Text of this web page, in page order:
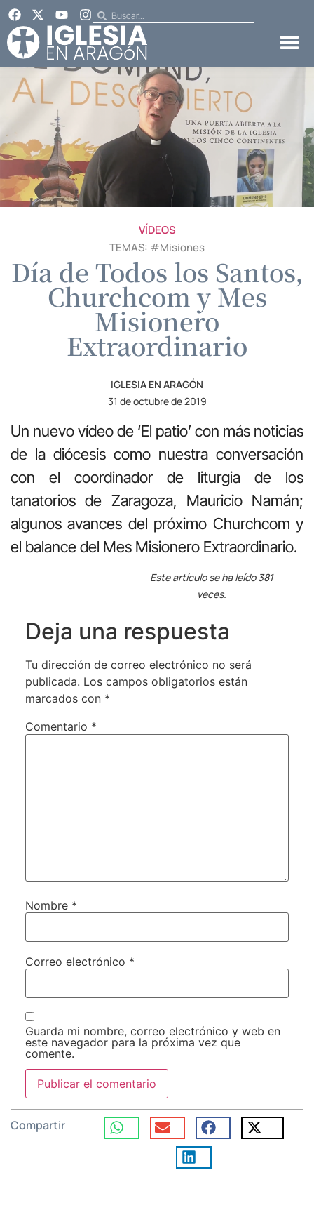
VÍDEOS
TEMAS: #Misiones
Día de Todos los Santos,
Churchcom y Mes
Misionero
Extraordinario
IGLESIA EN ARAGÓN
31 de octubre de 2019
Un nuevo vídeo de ‘El patio’ con más noticias
de la diócesis como nuestra conversación
con el coordinador de liturgia de los
tanatorios de Zaragoza, Mauricio Namán;
algunos avances del próximo Churchcom y
el balance del Mes Misionero Extraordinario.
Este artículo se ha leído 381
veces.
Deja una respuesta
Tu dirección de correo electrónico no será
publicada. Los campos obligatorios están
marcados con *
Comentario *
Nombre *
Correo electrónico *
Guarda mi nombre, correo electrónico y web en
este navegador para la próxima vez que
comente.
Compartir